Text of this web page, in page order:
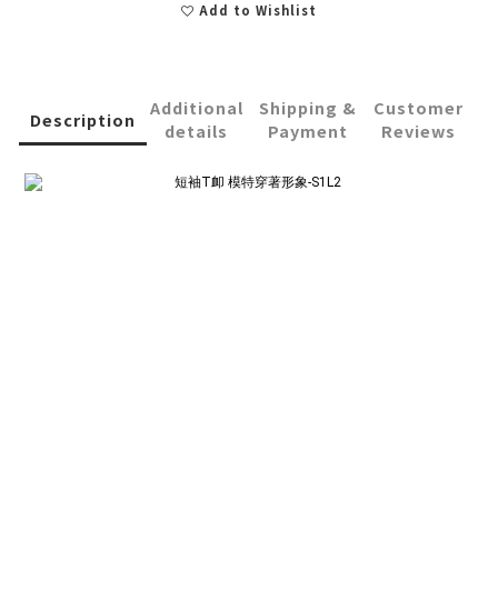
Add to Wishlist
Description
Additional
details
Shipping &
Payment
Customer
Reviews